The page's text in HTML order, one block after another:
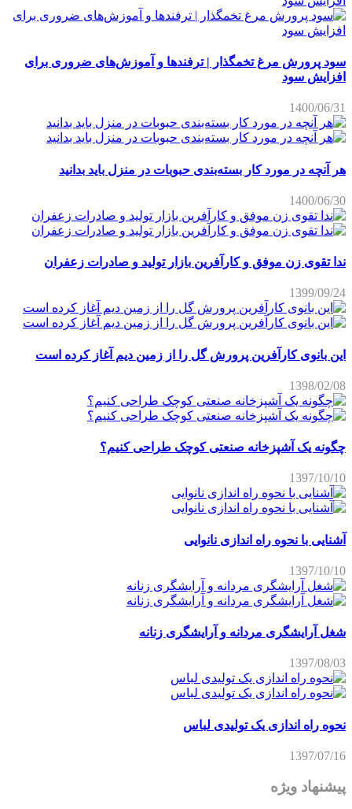
سود پرورش مرغ تخمگذار | ترفندها و آموزش‌های ضروری برای
افزایش سود
1400/06/31
هر آنچه در مورد کار بسته‌بندی حبوبات در منزل باید بدانید
1400/06/30
ندا تقوی زن موفق و کارآفرین بازار تولید و صادرات زعفران
1399/09/24
این بانوی کارآفرین پرورش گل را از زمین دیم آغاز کرده است
1398/02/08
چگونه یک آشپزخانه صنعتی کوچک طراحی کنیم؟
1397/10/10
آشنایی با نحوه راه اندازی نانوایی
1397/10/10
شغل آرایشگری مردانه و آرایشگری زنانه
1397/08/03
نحوه راه اندازی یک تولیدی لباس
1397/07/16
پیشنهاد ویژه